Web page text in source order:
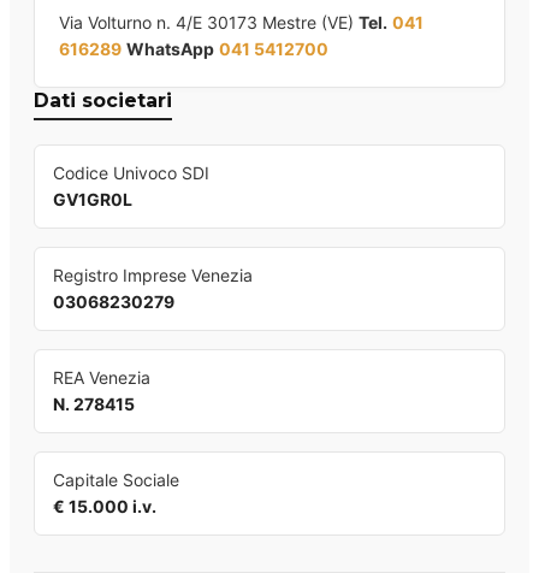
Via Volturno n. 4/E 30173 Mestre (VE) Tel. 041
616289 WhatsApp 041 5412700
Dati societari
Codice Univoco SDI
GV1GR0L
Registro Imprese Venezia
03068230279
REA Venezia
N. 278415
Capitale Sociale
€ 15.000 i.v.